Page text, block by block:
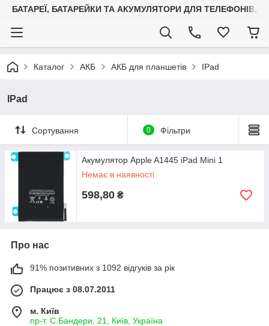
БАТАРЕЇ, БАТАРЕЙКИ ТА АКУМУЛЯТОРИ ДЛЯ ТЕЛЕФОНІВ,
Каталог АКБ АКБ для планшетів IPad
IPad
Сортування 0 Фільтри
Акумулятор Apple A1445 iPad Mini 1
Немає в наявності
598,80 ₴
Про нас
91% позитивних з 1092 відгуків за рік
Працює з 08.07.2011
м. Київ
пр-т. С.Бандери, 21, Київ, Україна